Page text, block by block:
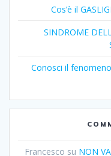
Cos’è il
SINDROME
Conosci il
Francesco su NON